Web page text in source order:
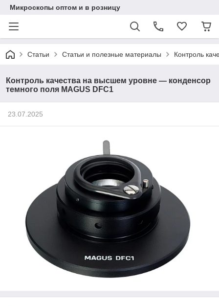
Микроскопы оптом и в розницу
Статьи Статьи и полезные материалы Контроль
Контроль качества на высшем уровне — конденсор
темного поля MAGUS DFC1
23.07.2025